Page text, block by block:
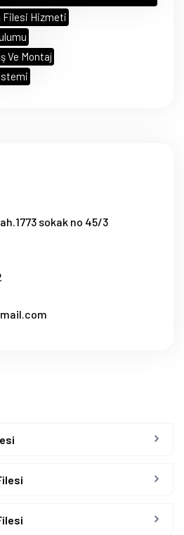
Filesi Hizmeti
Ve Montaj
sokak no 45/3